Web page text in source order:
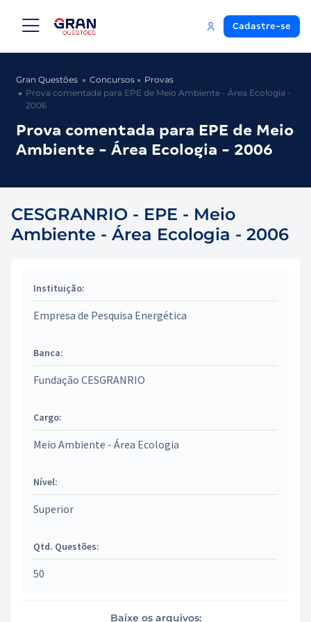
Cadastre-se
Gran Questões Concursos
Provas
Prova comentada para EPE de Meio Ambiente - Área Ecologia -
2006
Prova comentada para EPE de Meio
Ambiente - Área Ecologia - 2006
CESGRANRIO - EPE - Meio
Ambiente - Área Ecologia - 2006
Instituição:
Empresa de Pesquisa Energética
Banca:
Fundação CESGRANRIO
Cargo:
Meio Ambiente - Área Ecologia
Nível:
Superior
Qtd. Questões:
50
Baixe os arquivos: